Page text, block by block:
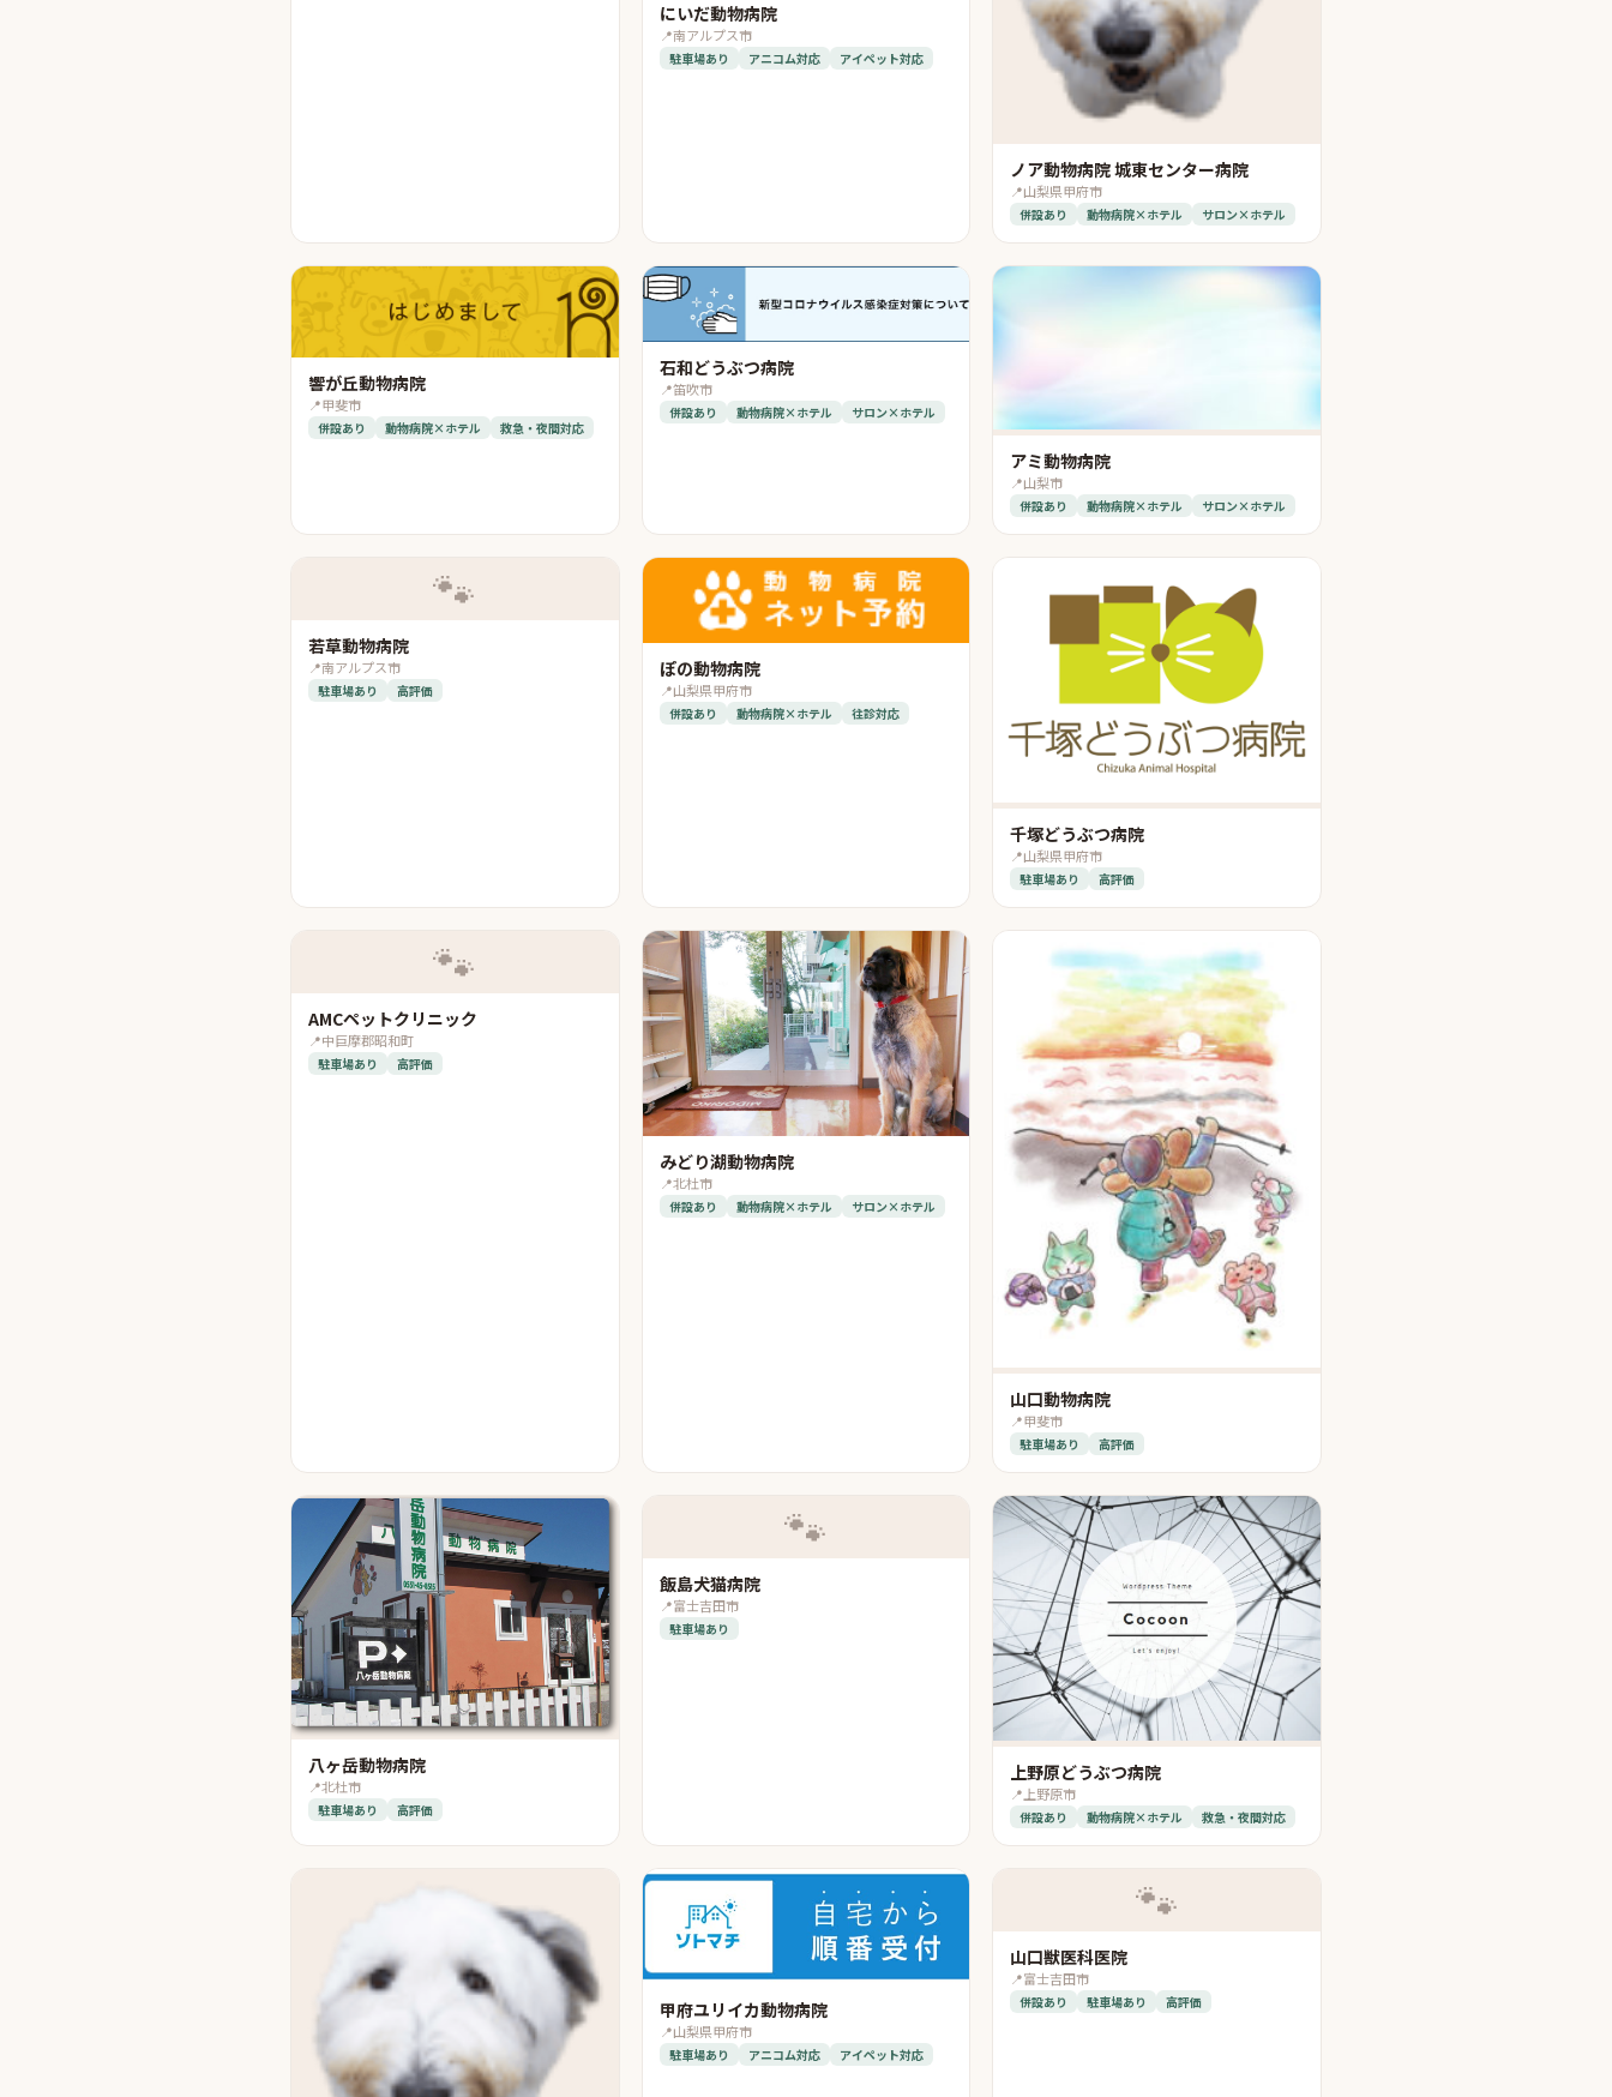
にいだ動物病院
📍南アルプス市
駐車場あり アニコム対応 アイペット対応
ノア動物病院 城東センター病院
📍山梨県甲府市
併設あり 動物病院×ホテル サロン×ホテル
響が丘動物病院
📍甲斐市
併設あり 動物病院×ホテル 救急・夜間対応
石和どうぶつ病院
📍笛吹市
併設あり 動物病院×ホテル サロン×ホテル
アミ動物病院
📍山梨市
併設あり 動物病院×ホテル サロン×ホテル
🐾
若草動物病院
📍南アルプス市
駐車場あり 高評価
ぽの動物病院
📍山梨県甲府市
併設あり 動物病院×ホテル 往診対応
千塚どうぶつ病院
📍山梨県甲府市
駐車場あり 高評価
🐾
AMCペットクリニック
📍中巨摩郡昭和町
駐車場あり 高評価
みどり湖動物病院
📍北杜市
併設あり 動物病院×ホテル サロン×ホテル
山口動物病院
📍甲斐市
駐車場あり 高評価
八ヶ岳動物病院
📍北杜市
駐車場あり 高評価
🐾
飯島犬猫病院
📍富士吉田市
駐車場あり
上野原どうぶつ病院
📍上野原市
併設あり 動物病院×ホテル 救急・夜間対応
甲府ユリイカ動物病院
📍山梨県甲府市
駐車場あり アニコム対応 アイペット対応
🐾
山口獣医科医院
📍富士吉田市
併設あり 駐車場あり 高評価